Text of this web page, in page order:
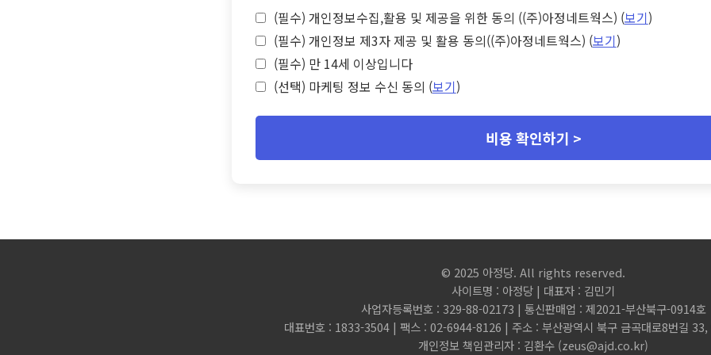
(필수) 개인정보수집,활용 및 제공을 위한 동의 ((주)아정네트웍스) (보기)
(필수) 개인정보 제3자 제공 및 활용 동의((주)아정네트웍스) (보기)
(필수) 만 14세 이상입니다
(선택) 마케팅 정보 수신 동의 (보기)
비용 확인하기 >
© 2025 아정당. All rights reserved.
사이트명 : 아정당 | 대표자 : 김민기
사업자등록번호 : 329-88-02173 | 통신판매업 : 제2021-부산북구-0914호
대표번호 : 1833-3504 | 팩스 : 02-6944-8126 | 주소 : 부산광역시 북구 금곡대로8번길 33,
개인정보 책임관리자 : 김환수 (zeus@ajd.co.kr)